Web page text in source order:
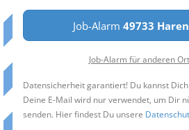
Job-Alarm 49733 Haren
Job-Alarm für anderen
Datensicherheit garantiert! Du kannst
Deine E-Mail wird nur verwendet, um Dir
senden. Hier findest Du unsere